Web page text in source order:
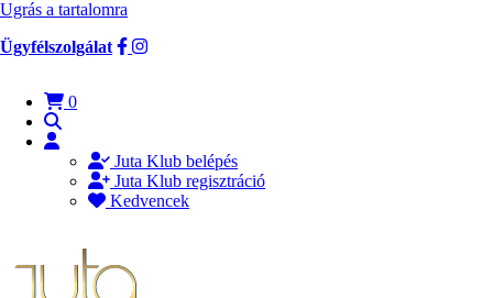
Ugrás a tartalomra
Ügyfélszolgálat
0
Juta Klub belépés
Juta Klub regisztráció
Kedvencek